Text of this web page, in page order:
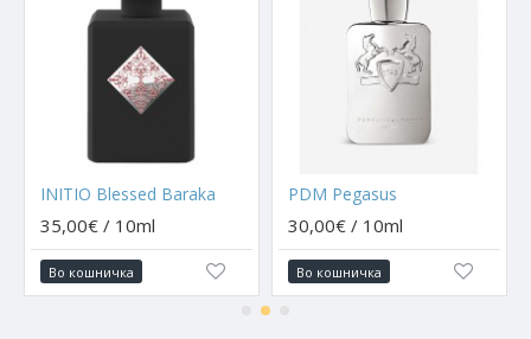
INITIO Blessed Baraka
35,00€ / 10ml
Во кошничка
PDM Pegasus
30,00€ / 10ml
Во кошничка